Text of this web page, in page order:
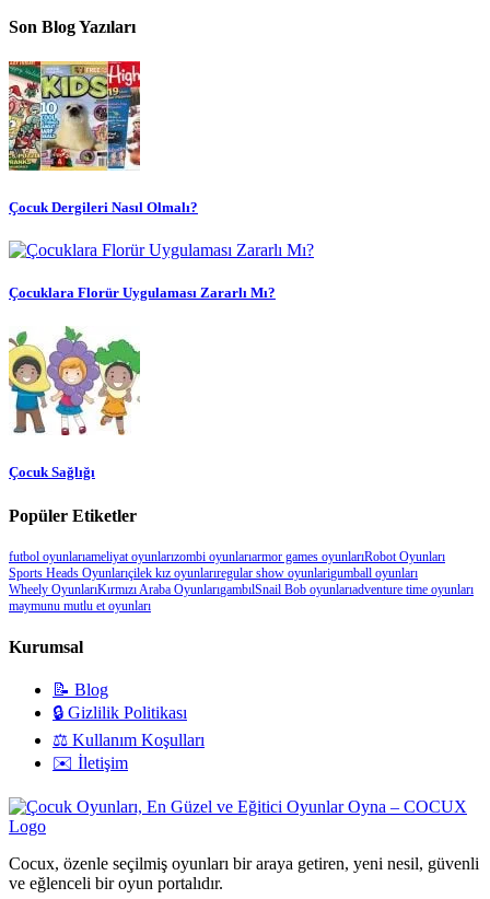
Son Blog Yazıları
Çocuk Dergileri Nasıl Olmalı?
Çocuklara Florür Uygulaması Zararlı Mı?
Çocuk Sağlığı
Popüler Etiketler
futbol oyunlarıameliyat oyunlarızombi oyunlarıarmor games oyunlarıRobot Oyunları
Sports Heads Oyunlarıçilek kız oyunlarıregular show oyunlarigumball oyunları
Wheely OyunlarıKırmızı Araba OyunlarıgambılSnail Bob oyunlarıadventure time oyunları
maymunu mutlu et oyunları
Kurumsal
📝 Blog
🔒 Gizlilik Politikası
⚖️ Kullanım Koşulları
✉️ İletişim
Cocux, özenle seçilmiş oyunları bir araya getiren, yeni nesil, güvenli
ve eğlenceli bir oyun portalıdır.